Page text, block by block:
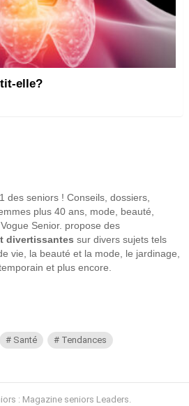
elle?
des seniors ! Conseils, dossiers,
plus 40 ans, mode, beauté,
Senior. propose des
divertissantes sur divers sujets tels
vie, la beauté et la mode, le jardinage,
et plus encore.
Santé Tendances
: Magazine seniors Leaders.